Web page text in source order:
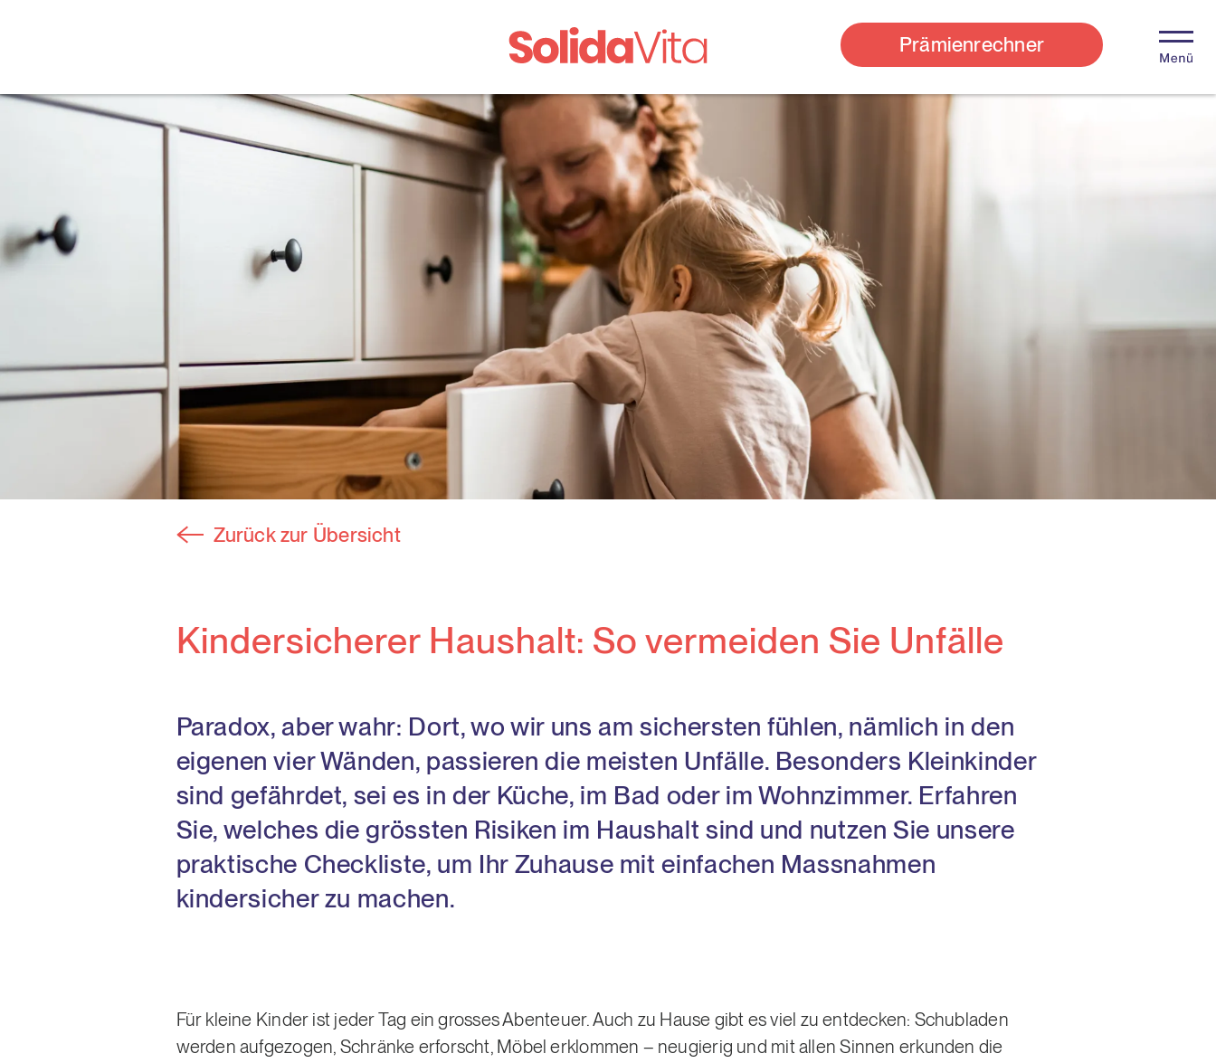
Prämienrechner
Zurück zur Übersicht
Kindersicherer Haushalt: So vermeiden Sie Unfälle
Paradox, aber wahr: Dort, wo wir uns am sichersten fühlen, nämlich in den
eigenen vier Wänden, passieren die meisten Unfälle. Besonders Kleinkinder
sind gefährdet, sei es in der Küche, im Bad oder im Wohnzimmer. Erfahren
Sie, welches die grössten Risiken im Haushalt sind und nutzen Sie unsere
praktische Checkliste, um Ihr Zuhause mit einfachen Massnahmen
kindersicher zu machen.
Für kleine Kinder ist jeder Tag ein grosses Abenteuer. Auch zu Hause gibt es viel zu entdecken: Schubladen
werden aufgezogen, Schränke erforscht, Möbel erklommen – neugierig und mit allen Sinnen erkunden die